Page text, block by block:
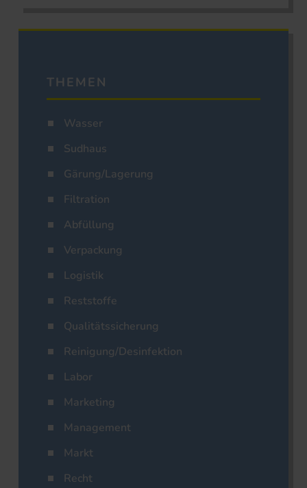
THEMEN
Wasser
Sudhaus
Gärung/Lagerung
Filtration
Abfüllung
Verpackung
Logistik
Reststoffe
Qualitätssicherung
Reinigung/Desinfektion
Labor
Marketing
Management
Markt
Recht